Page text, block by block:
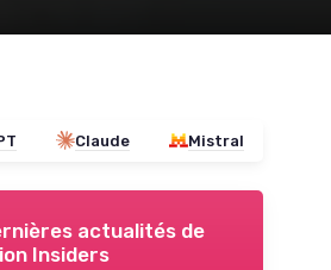
Claude Mistral
actualités de
Insiders